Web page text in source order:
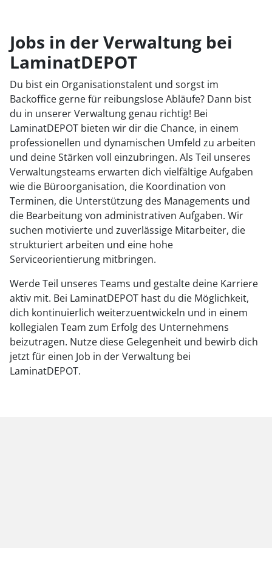
Jobs in der Verwaltung bei
LaminatDEPOT
Du bist ein Organisationstalent und sorgst im
Backoffice gerne für reibungslose Abläufe? Dann bist
du in unserer Verwaltung genau richtig! Bei
LaminatDEPOT bieten wir dir die Chance, in einem
professionellen und dynamischen Umfeld zu arbeiten
und deine Stärken voll einzubringen. Als Teil unseres
Verwaltungsteams erwarten dich vielfältige Aufgaben
wie die Büroorganisation, die Koordination von
Terminen, die Unterstützung des Managements und
die Bearbeitung von administrativen Aufgaben. Wir
suchen motivierte und zuverlässige Mitarbeiter, die
strukturiert arbeiten und eine hohe
Serviceorientierung mitbringen.
Werde Teil unseres Teams und gestalte deine Karriere
aktiv mit. Bei LaminatDEPOT hast du die Möglichkeit,
dich kontinuierlich weiterzuentwickeln und in einem
kollegialen Team zum Erfolg des Unternehmens
beizutragen. Nutze diese Gelegenheit und bewirb dich
jetzt für einen Job in der Verwaltung bei
LaminatDEPOT.